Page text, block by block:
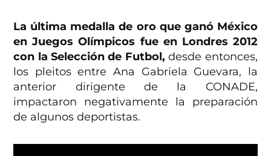
La última medalla de oro que ganó México
en Juegos Olímpicos fue en Londres 2012
con la Selección de Futbol, desde entonces,
los pleitos entre Ana Gabriela Guevara, la
anterior dirigente de la CONADE,
impactaron negativamente la preparación
de algunos deportistas.